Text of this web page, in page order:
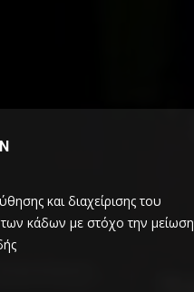
και διαχείρισης του
κάδων με στόχο την μείωση